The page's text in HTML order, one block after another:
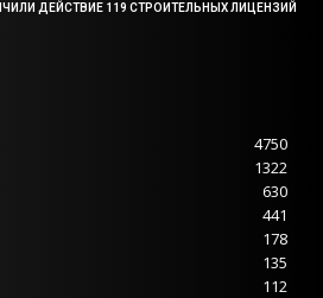
ДЕЙСТВИЕ 119 СТРОИТЕЛЬНЫХ ЛИЦЕНЗИЙ
4750
1322
630
441
178
135
112